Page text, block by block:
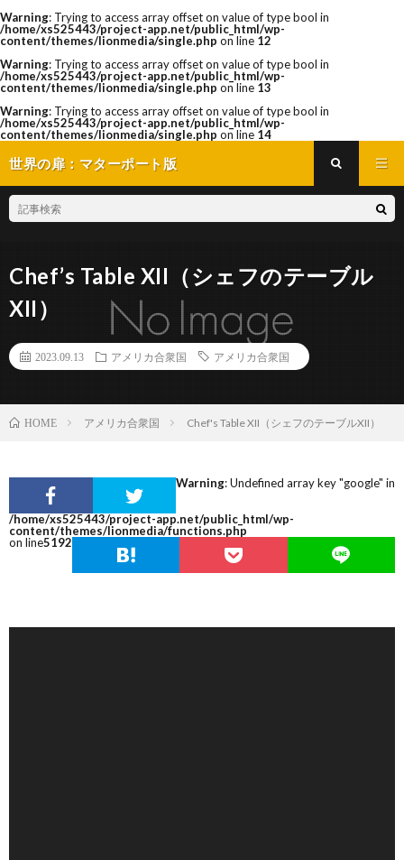
Warning: Trying to access array offset on value of type bool in
/home/xs525443/project-app.net/public_html/wp-
content/themes/lionmedia/single.php on line 12
Warning: Trying to access array offset on value of type bool in
/home/xs525443/project-app.net/public_html/wp-
content/themes/lionmedia/single.php on line 13
Warning: Trying to access array offset on value of type bool in
/home/xs525443/project-app.net/public_html/wp-
content/themes/lionmedia/single.php on line 14
世界の扉：マターポート版
Chef’s Table XII（シェフのテーブル
XII）
2023.09.13 アメリカ合衆国 アメリカ合衆国
HOME アメリカ合衆国 Chef's Table XII（シェフのテーブルXII）
Warning: Undefined array key "google" in
/home/xs525443/project-app.net/public_html/wp-
content/themes/lionmedia/functions.php
on line5192